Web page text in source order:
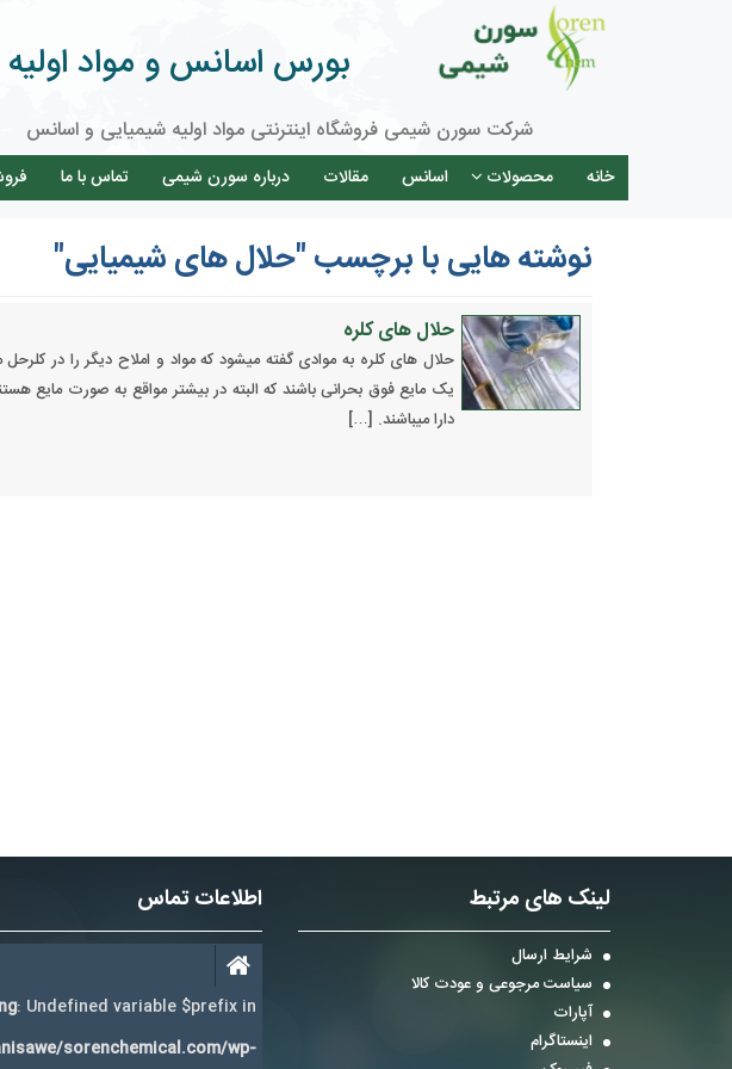
بورس اسانس و مواد اولیه
شرکت سورن شیمی فروشگاه اینترنتی مواد اولیه شیمیایی و اسانس
خانه محصولات اسانس مقالات درباره سورن شیمی تماس با ما
نوشته هایی با برچسب "حلال های شیمیایی"
حلال های کلره
حلال های کلره به موادی گفته میشود که مواد و املاح دیگر را در
یک مایع فوق بحرانی باشند که البته در بیشتر مواقع به صورت مایع
دارا میباشند. […]
لینک های مرتبط
شرایط ارسال
سیاست مرجوعی و عودت کالا
آپارات
اینستاگرام
اطلاعات تماس
: Undefined variable $prefix in
sorenchemical.com/wp-